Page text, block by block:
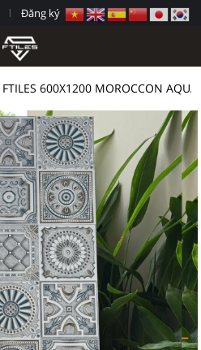
Đăng ký
FTILES 600X1200 MOROCCON